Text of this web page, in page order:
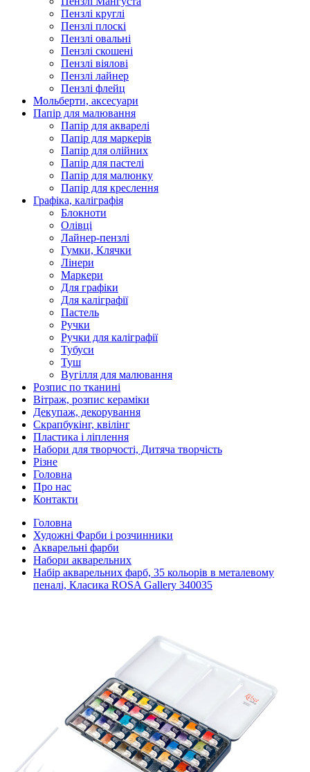
Пензлі круглі
Пензлі плоскі
Пензлі овальні
Пензлі скошені
Пензлі віялові
Пензлі лайнер
Пензлі флейц
Мольберти, аксесуари
Папір для малювання
Папір для акварелі
Папір для маркерів
Папір для олійних
Папір для пастелі
Папір для малюнку
Папір для креслення
Графіка, каліграфія
Блокноти
Олівці
Лайнер-пензлі
Гумки, Клячки
Лінери
Маркери
Для графіки
Для каліграфії
Пастель
Ручки
Ручки для каліграфії
Тубуси
Туш
Вугілля для малювання
Розпис по тканині
Вітраж, розпис кераміки
Декупаж, декорування
Скрапбукінг, квілінг
Пластика і ліплення
Набори для творчості, Дитяча творчість
Різне
Головна
Про нас
Контакти
Головна
Художні Фарби і розчинники
Акварельні фарби
Набори акварельних
Набір акварельних фарб, 35 кольорів в металевому
пеналі, Класика ROSA Gallery 340035